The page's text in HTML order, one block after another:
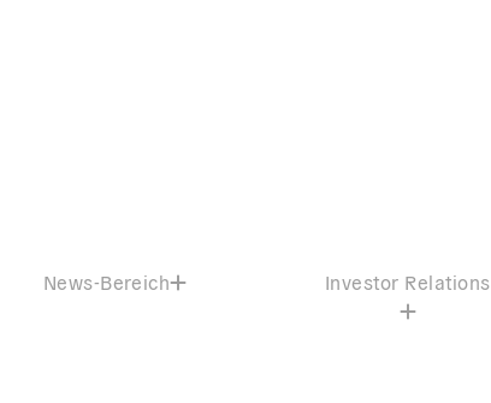
News-Bereich Investor Relations